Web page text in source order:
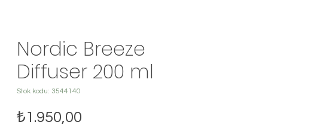
Nordic Breeze
Diffuser 200 ml
Stok kodu: 3544140
₺1.950,00